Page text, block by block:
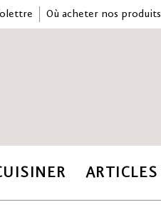
Où acheter nos produits
ARTICLES